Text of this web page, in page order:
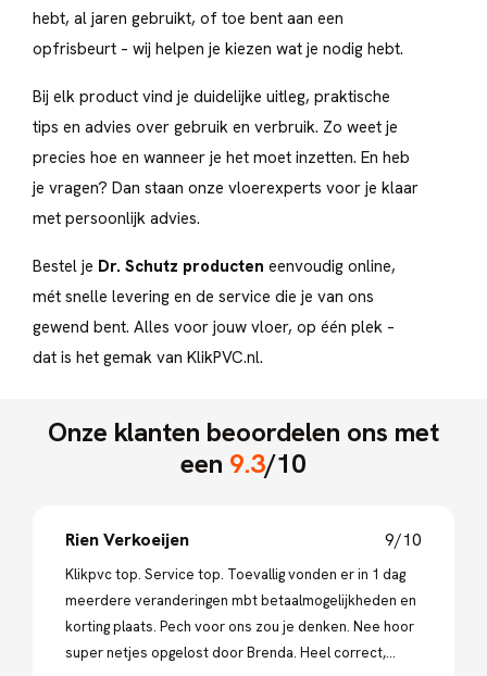
hebt, al jaren gebruikt, of toe bent aan een
opfrisbeurt – wij helpen je kiezen wat je nodig hebt.
Bij elk product vind je duidelijke uitleg, praktische
tips en advies over gebruik en verbruik. Zo weet je
precies hoe en wanneer je het moet inzetten. En heb
je vragen? Dan staan onze vloerexperts voor je klaar
met persoonlijk advies.
Bestel je Dr. Schutz producten eenvoudig online,
mét snelle levering en de service die je van ons
gewend bent. Alles voor jouw vloer, op één plek –
dat is het gemak van KlikPVC.nl.
Onze klanten beoordelen ons met
een 9.3/10
Rien Verkoeijen 9/10
Klikpvc top. Service top. Toevallig vonden er in 1 dag
meerdere veranderingen mbt betaalmogelijkheden en
korting plaats. Pech voor ons zou je denken. Nee hoor
super netjes opgelost door Brenda. Heel correct,